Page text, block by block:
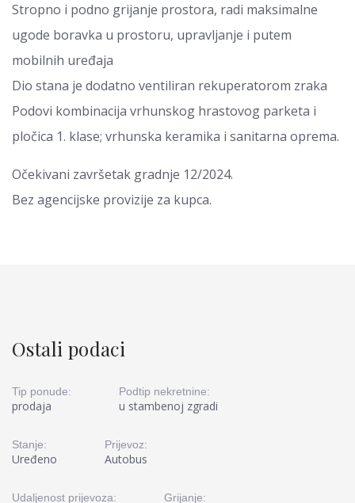
Stropno i podno grijanje prostora, radi maksimalne
ugode boravka u prostoru, upravljanje i putem
mobilnih uređaja
Dio stana je dodatno ventiliran rekuperatorom zraka
Podovi kombinacija vrhunskog hrastovog parketa i
pločica 1. klase; vrhunska keramika i sanitarna oprema.
Očekivani završetak gradnje 12/2024.
Bez agencijske provizije za kupca.
Ostali podaci
Tip ponude:
prodaja
Podtip nekretnine:
u stambenoj zgradi
Stanje:
Uređeno
Prijevoz:
Autobus
Udaljenost prijevoza: Grijanje: